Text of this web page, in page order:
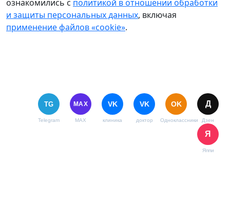
ознакомились с политикой в отношении обработки
и защиты персональных данных, включая
применение файлов «cookie».
TG
Telegram
MAX
MAX
VK
клиника
VK
доктор
OK
Одноклассники
Д
Дзен
Я
Яппи